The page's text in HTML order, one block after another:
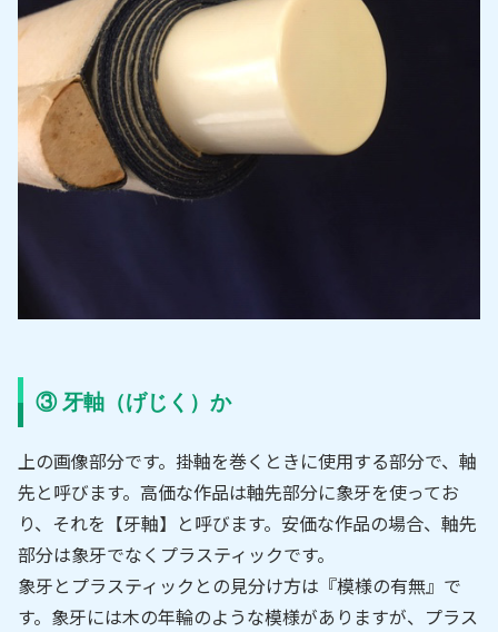
③ 牙軸（げじく）か
上の画像部分です。掛軸を巻くときに使用する部分で、軸
先と呼びます。高価な作品は軸先部分に象牙を使ってお
り、それを【牙軸】と呼びます。安価な作品の場合、軸先
部分は象牙でなくプラスティックです。
象牙とプラスティックとの見分け方は『模様の有無』で
す。象牙には木の年輪のような模様がありますが、プラス